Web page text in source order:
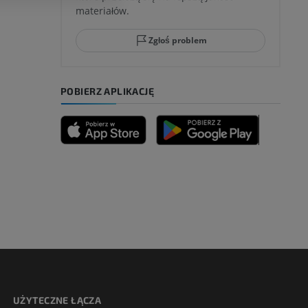
materiałów.
Zgłoś problem
POBIERZ APLIKACJĘ
UŻYTECZNE ŁĄCZA